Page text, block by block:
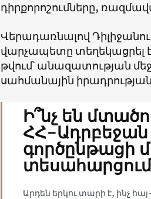
դիրքորոշումները,
Վերադառնալով
վարչապետը տեղեկացրել
թվում՝ անազատության
սահմանային
Ի՞նչ են
ՀՀ-
գործընթացի
տեսահարցում
Արդեն երկու տարի է, ինչ